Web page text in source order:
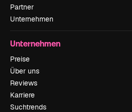
Partner
Unternehmen
Unternehmen
Preise
Über uns
Reviews
Karriere
Suchtrends